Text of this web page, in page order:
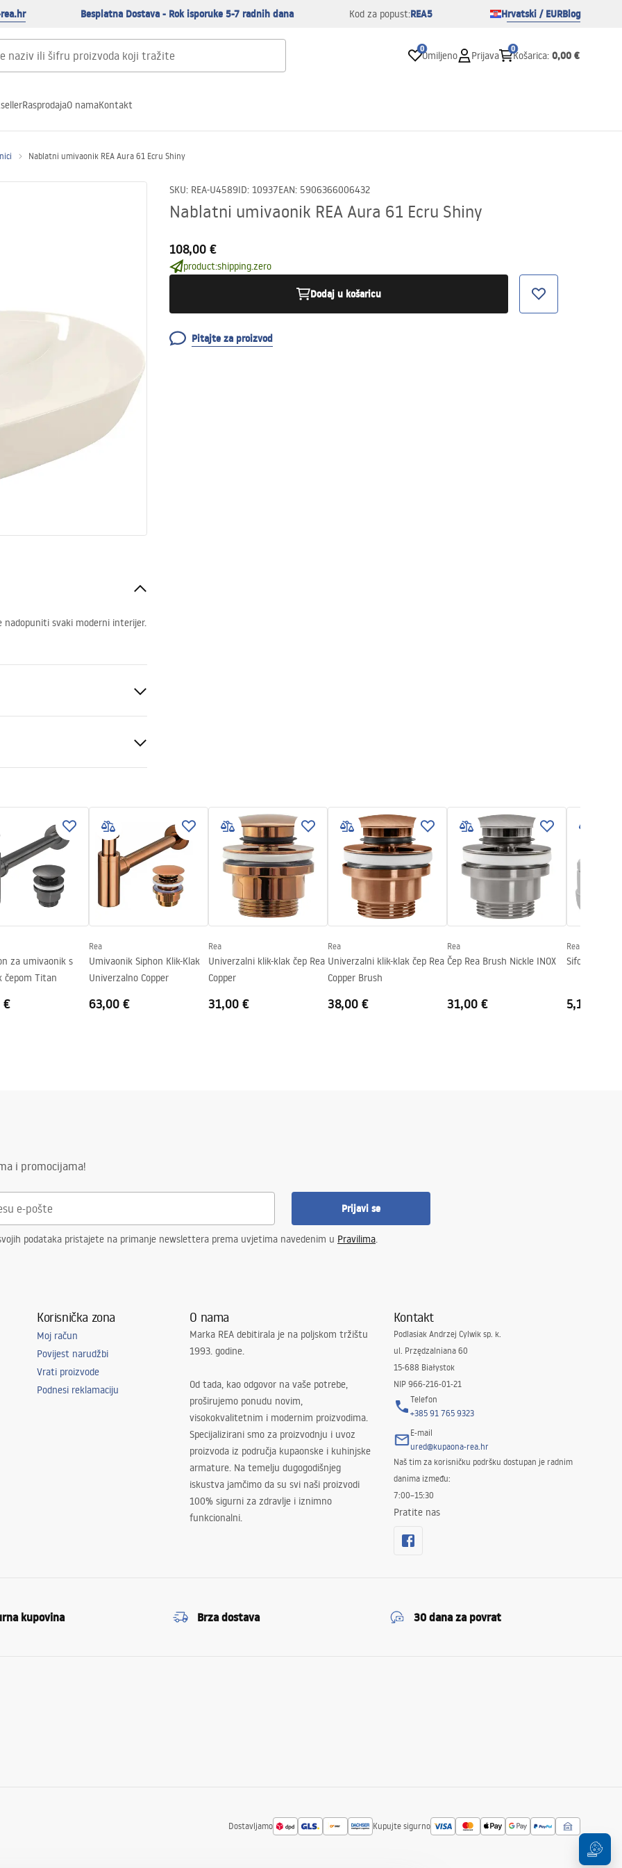
Besplatna Dostava - Rok isporuke 5-7 radnih dana Kod za popust:REA5 Hrvatski / EURBlog
0
Omiljeno Prijava
0
Košarica: 0,00 €
RasprodajaO namaKontakt
Nablatni umivaonik REA Aura 61 Ecru Shiny
SKU: REA-U4589ID: 10937EAN: 5906366006432
Nablatni umivaonik REA Aura 61 Ecru Shiny
108,00 €
product:shipping.zero
Dodaj u košaricu
Pitajte za proizvod
nadopuniti svaki moderni interijer.
AURA 61 L.BLUE SHINY
uvjeti
_5.pdf
za umivaonik s
čepom Titan
€
Rea
Umivaonik Siphon Klik-Klak
Univerzalno Copper
63,00 €
Rea
Univerzalni klik-klak čep Rea
Copper
31,00 €
Rea
Univerzalni klik-klak čep Rea
Copper Brush
38,00 €
Rea
Čep Rea Brush Nickle INOX
31,00 €
Rea
Sifon HC2
5,16 €
i promocijama!
Prijavi se
podataka pristajete na primanje newslettera prema uvjetima navedenim u Pravilima.
Korisnička zona
Moj račun
Povijest narudžbi
Vrati proizvode
Podnesi reklamaciju
O nama
Marka REA debitirala je na poljskom tržištu
1993. godine.
Od tada, kao odgovor na vaše potrebe,
proširujemo ponudu novim,
visokokvalitetnim i modernim proizvodima.
Specijalizirani smo za proizvodnju i uvoz
proizvoda iz područja kupaonske i kuhinjske
armature. Na temelju dugogodišnjeg
iskustva jamčimo da su svi naši proizvodi
100% sigurni za zdravlje i iznimno
funkcionalni.
Kontakt
Podlasiak Andrzej Cylwik sp. k.
ul. Przędzalniana 60
15-688 Białystok
NIP 966-216-01-21
Telefon
+385 91 765 9323
E-mail
ured@kupaona-rea.hr
Naš tim za korisničku podršku dostupan je radnim
danima između:
7:00–15:30
Pratite nas
kupovina Brza dostava 30 dana za povrat
Dostavljamo Kupujte sigurno